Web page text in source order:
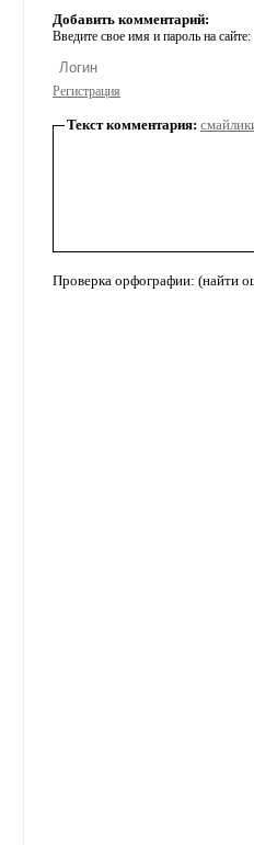
Добавить комментарий:
Введите свое имя и пароль на сайте:
Регистрация
Текст комментария:
Проверка орфографии: (найти